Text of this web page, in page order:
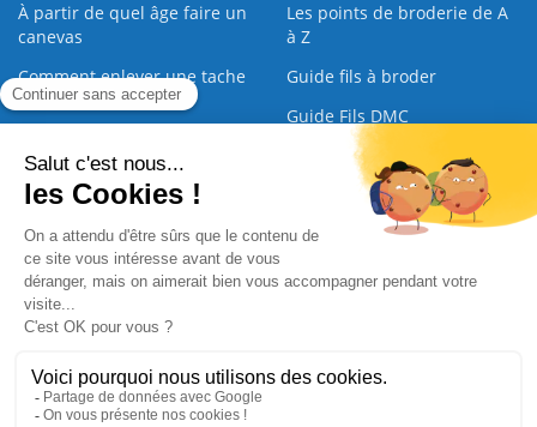
À partir de quel âge faire un
canevas
Les points de broderie de A
à Z
Comment enlever une tache
sur une broderie
Guide fils à broder
Guide Fils DMC
Guide de la Broderie
Commande Papier | Qui sommes nous | Nous contacter |